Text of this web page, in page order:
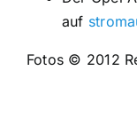
auf
Fotos © 2012